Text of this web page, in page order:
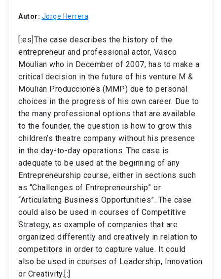
Autor: Jorge Herrera
[:es]The case describes the history of the
entrepreneur and professional actor, Vasco
Moulian who in December of 2007, has to make a
critical decision in the future of his venture M &
Moulian Producciones (MMP) due to personal
choices in the progress of his own career. Due to
the many professional options that are available
to the founder, the question is how to grow this
children’s theatre company without his presence
in the day-to-day operations. The case is
adequate to be used at the beginning of any
Entrepreneurship course, either in sections such
as “Challenges of Entrepreneurship” or
“Articulating Business Opportunities”. The case
could also be used in courses of Competitive
Strategy, as example of companies that are
organized differently and creatively in relation to
competitors in order to capture value. It could
also be used in courses of Leadership, Innovation
or Creativity.[:]